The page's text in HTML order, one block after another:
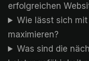
erfolgreichen
Wie lässt sich
maximieren?
Was sind die